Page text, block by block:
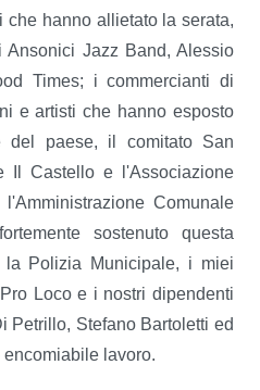
che hanno allietato la serata,
Ansonici Jazz Band, Alessio
Times; i commercianti di
e artisti che hanno esposto
paese, il comitato San
Il Castello e l'Associazione
Comunale
sostenuto questa
Polizia Municipale, i miei
Loco e i nostri dipendenti
Petrillo, Stefano Bartoletti ed
lavoro.